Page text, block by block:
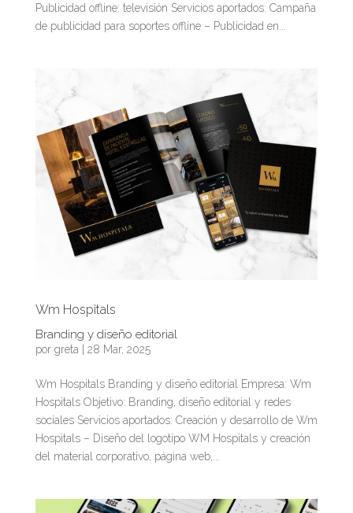
Publicidad offline: televisión Servicios aportados: Campaña
de publicidad para soportes offline – Publicidad en...
Wm Hospitals
Branding y diseño editorial
por greta | 28 Mar, 2025
Wm Hospitals Branding y diseño editorial Empresa: Wm
Hospitals Objetivo: Branding, diseño editorial y redes
sociales Servicios aportados: Creación y desarrollo de Wm
Hospitals – Diseño del logotipo WM Hospitals y creación
del material corporativo, página web,...